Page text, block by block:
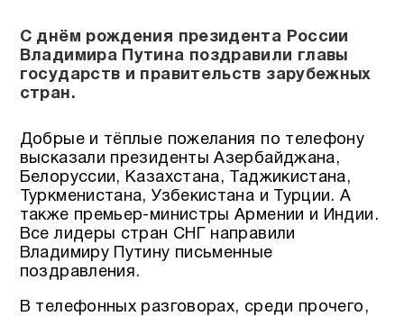
С днём рождения президента России
Владимира Путина поздравили главы
государств и правительств зарубежных
стран.
Добрые и тёплые пожелания по телефону
высказали президенты Азербайджана,
Белоруссии, Казахстана, Таджикистана,
Туркменистана, Узбекистана и Турции. А
также премьер-министры Армении и Индии.
Все лидеры стран СНГ направили
Владимиру Путину письменные
поздравления.
В телефонных разговорах, среди прочего,